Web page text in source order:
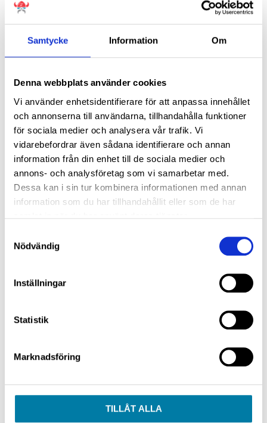
Samtycke Information Om
Denna webbplats använder cookies
Vi använder enhetsidentifierare för att anpassa innehållet
och annonserna till användarna, tillhandahålla funktioner
för sociala medier och analysera vår trafik. Vi
vidarebefordrar även sådana identifierare och annan
information från din enhet till de sociala medier och
annons- och analysföretag som vi samarbetar med.
Dessa kan i sin tur kombinera informationen med annan
information som du har tillhandahållit eller som de har
Nödvändig
Inställningar
Statistik
Marknadsföring
TILLÅT ALLA
KÖP
JLM Blu Boost 250 ml
JLM BluBoost rengör och förhindrar kristallbildning i AdBlue®-doseringssystemet samt håller Adblue vätskan i bra tillstånd.
298,00 KR 340,00 KR
340,00 KR
JLM Cetane Booster
199,00 KR